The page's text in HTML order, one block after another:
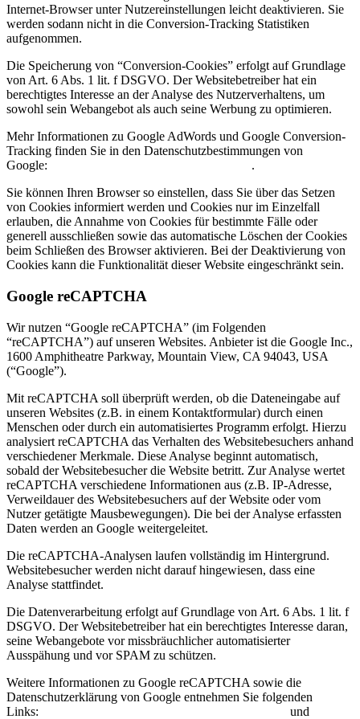
Internet-Browser unter Nutzereinstellungen leicht deaktivieren. Sie
werden sodann nicht in die Conversion-Tracking Statistiken
aufgenommen.
Die Speicherung von “Conversion-Cookies” erfolgt auf Grundlage
von Art. 6 Abs. 1 lit. f DSGVO. Der Websitebetreiber hat ein
berechtigtes Interesse an der Analyse des Nutzerverhaltens, um
sowohl sein Webangebot als auch seine Werbung zu optimieren.
Mehr Informationen zu Google AdWords und Google Conversion-
Tracking finden Sie in den Datenschutzbestimmungen von
Google:
.
Sie können Ihren Browser so einstellen, dass Sie über das Setzen
von Cookies informiert werden und Cookies nur im Einzelfall
erlauben, die Annahme von Cookies für bestimmte Fälle oder
generell ausschließen sowie das automatische Löschen der Cookies
beim Schließen des Browser aktivieren. Bei der Deaktivierung von
Cookies kann die Funktionalität dieser Website eingeschränkt sein.
Google reCAPTCHA
Wir nutzen “Google reCAPTCHA” (im Folgenden
“reCAPTCHA”) auf unseren Websites. Anbieter ist die Google Inc.,
1600 Amphitheatre Parkway, Mountain View, CA 94043, USA
(“Google”).
Mit reCAPTCHA soll überprüft werden, ob die Dateneingabe auf
unseren Websites (z.B. in einem Kontaktformular) durch einen
Menschen oder durch ein automatisiertes Programm erfolgt. Hierzu
analysiert reCAPTCHA das Verhalten des Websitebesuchers anhand
verschiedener Merkmale. Diese Analyse beginnt automatisch,
sobald der Websitebesucher die Website betritt. Zur Analyse wertet
reCAPTCHA verschiedene Informationen aus (z.B. IP-Adresse,
Verweildauer des Websitebesuchers auf der Website oder vom
Nutzer getätigte Mausbewegungen). Die bei der Analyse erfassten
Daten werden an Google weitergeleitet.
Die reCAPTCHA-Analysen laufen vollständig im Hintergrund.
Websitebesucher werden nicht darauf hingewiesen, dass eine
Analyse stattfindet.
Die Datenverarbeitung erfolgt auf Grundlage von Art. 6 Abs. 1 lit. f
DSGVO. Der Websitebetreiber hat ein berechtigtes Interesse daran,
seine Webangebote vor missbräuchlicher automatisierter
Ausspähung und vor SPAM zu schützen.
Weitere Informationen zu Google reCAPTCHA sowie die
Datenschutzerklärung von Google entnehmen Sie folgenden
Links:
und